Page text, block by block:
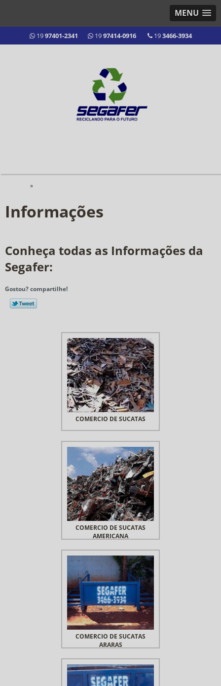
MENU
1997401-2341 1997414-0916 193466-3934
»
Informações
Conheça todas as Informações da
Segafer:
Gostou? compartilhe!
COMERCIO DE SUCATAS
COMERCIO DE SUCATAS
AMERICANA
COMERCIO DE SUCATAS
ARARAS